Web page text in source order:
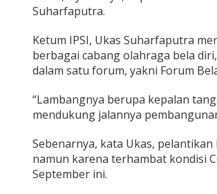
Suharfaputra.
Ketum IPSI, Ukas Suharfaputra
berbagai cabang olahraga bela
dalam satu forum, yakni Forum
“Lambangnya berupa kepalan
mendukung jalannya
Sebenarnya, kata Ukas,
namun karena terhambat kondisi
September ini.